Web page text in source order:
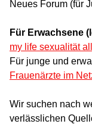
Neues Forum (für
Für Erwachsene
my life sexualität
Für junge und
Frauenärzte im
Wir suchen nach
verlässlichen